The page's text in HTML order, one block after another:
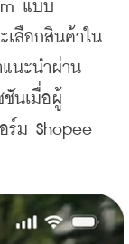
แบบ
เลือกสินค้าใน
นะนำผ่าน
นเมื่อผู้
ร์ม Shopee